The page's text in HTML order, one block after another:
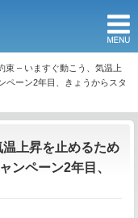
束 – いますぐ動こう、気温上
ペーン2年目、きょうからスタ
上昇を止めるため
ンペーン2年目、